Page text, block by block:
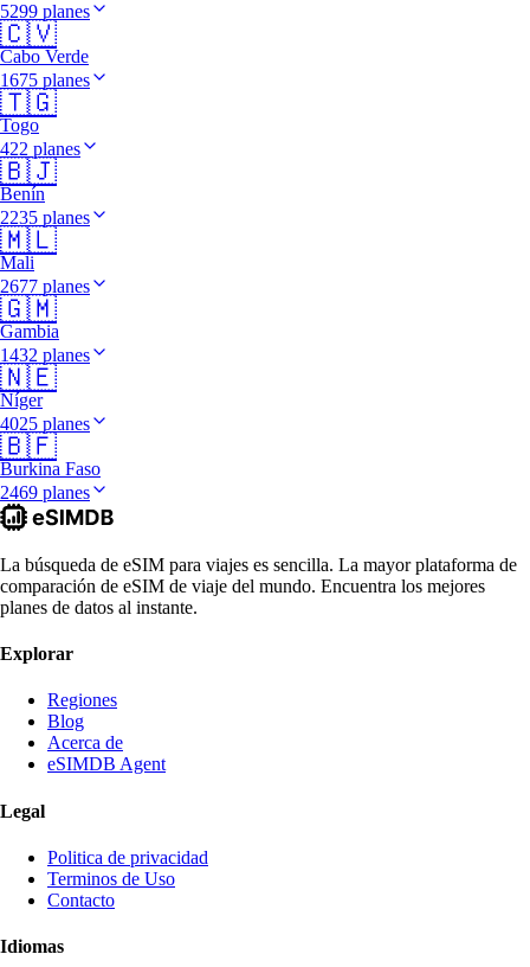
5299 planes
🇨🇻
Cabo Verde
1675 planes
🇹🇬
Togo
422 planes
🇧🇯
Benín
2235 planes
🇲🇱
Mali
2677 planes
🇬🇲
Gambia
1432 planes
🇳🇪
Níger
4025 planes
🇧🇫
Burkina Faso
2469 planes
La búsqueda de eSIM para viajes es sencilla. La mayor plataforma de
comparación de eSIM de viaje del mundo. Encuentra los mejores
planes de datos al instante.
Explorar
Regiones
Blog
Acerca de
eSIMDB Agent
Legal
Politica de privacidad
Terminos de Uso
Contacto
Idiomas